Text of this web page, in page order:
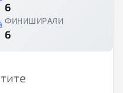
6
ФИНИШИРАЛИ
6